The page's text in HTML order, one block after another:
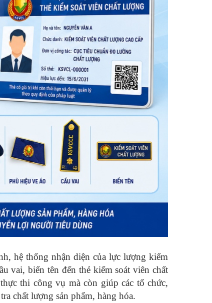
hệ thống nhận diện của lực lượng kiểm
vai, biển tên đến thẻ kiểm soát viên chất
thi công vụ mà còn giúp các tổ chức,
chất lượng sản phẩm, hàng hóa.